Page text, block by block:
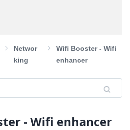
Networ
King
Wifi Booster - Wifi
enhancer
- Wifi enhancer